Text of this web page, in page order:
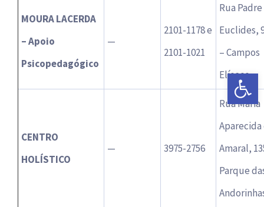
Abrir a
MOURA LACERDA
– Apoio
Psicopedagógico
—
2101-1178 e
2101-1021
Rua Padre
Euclides,
– Campos
Elíseos
CENTRO
HOLÍSTICO
— 3975-2756
Rua Maria
Aparecida
Amaral,
Parque